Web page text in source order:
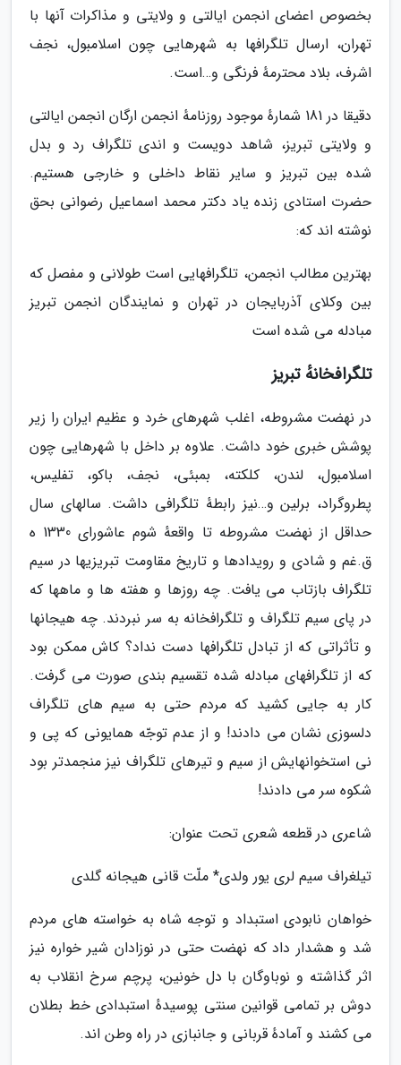
بخصوص اعضای انجمن ایالتی و ولایتی و مذاکرات آنها با
تهران، ارسال تلگرافها به شهرهایی چون اسلامبول، نجف
اشرف، بلاد محترمهٔ فرنگی و…است.
دقیقا در 181 شمارهٔ موجود روزنامهٔ انجمن ارگان انجمن ایالتی
و ولایتی تبریز، شاهد دویست و اندی تلگراف رد و بدل
شده بین تبریز و سایر نقاط داخلی و خارجی هستیم.
حضرت استادی زنده یاد دکتر محمد اسماعیل رضوانی بحق
نوشته اند که:
بهترین مطالب انجمن، تلگرافهایی است طولانی و مفصل که
بین وکلای آذربایجان در تهران و نمایندگان انجمن تبریز
مبادله می شده است
تلگرافخانهٔ تبریز
در نهضت مشروطه، اغلب شهرهای خرد و عظیم ایران را زیر
پوشش خبری خود داشت. علاوه بر داخل با شهرهایی چون
اسلامبول، لندن، کلکته، بمبئی، نجف، باکو، تفلیس،
پطروگراد، برلین و…نیز رابطهٔ تلگرافی داشت. سالهای سال
حداقل از نهضت مشروطه تا واقعهٔ شوم عاشورای 1330 ه
ق.غم و شادی و رویدادها و تاریخ مقاومت تبریزیها در سیم
تلگراف بازتاب می یافت. چه روزها و هفته ها و ماهها که
در پای سیم تلگراف و تلگرافخانه به سر نبردند. چه هیجانها
و تأثراتی که از تبادل تلگرافها دست نداد؟ کاش ممکن بود
که از تلگرافهای مبادله شده تقسیم بندی صورت می گرفت.
کار به جایی کشید که مردم حتی به سیم های تلگراف
دلسوزی نشان می دادند! و از عدم توجّه همایونی که پی و
نی استخوانهایش از سیم و تیرهای تلگراف نیز منجمدتر بود
شکوه سر می دادند!
شاعری در قطعه شعری تحت عنوان:
تیلغراف سیم لری یور ولدی* ملّت قانی هیجانه گلدی
خواهان نابودی استبداد و توجه شاه به خواسته های مردم
شد و هشدار داد که نهضت حتی در نوزادان شیر خواره نیز
اثر گذاشته و نوباوگان با دل خونین، پرچم سرخ انقلاب به
دوش بر تمامی قوانین سنتی پوسیدهٔ استبدادی خط بطلان
می کشند و آمادهٔ قربانی و جانبازی در راه وطن اند.